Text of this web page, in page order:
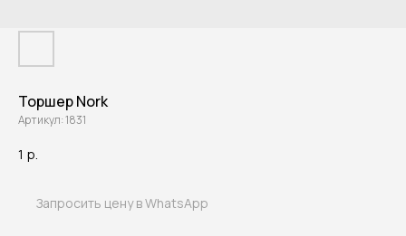
Торшер Nork
Артикул:1831
1 р.
Запросить цену в WhatsApp